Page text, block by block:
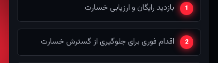
بازدید رایگان و ارزیابی خسارت
اقدام فوری برای جلوگیری از گسترش خسارت